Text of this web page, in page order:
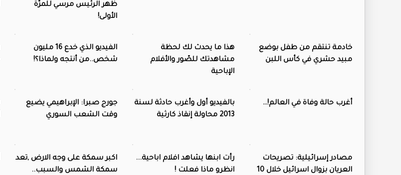
ظهر الرئيس مرسي للمرّة
الأولى!
خادمة تنتقم من طفل بوضع
مبيد حشري في كأس اللبن
هذا ما يحدث لك لحظة
مشاهدتك للصّور والأفلام
الإباحية
الفيديو الذي خدع 16 مليون
شخص..من أنتجه ولماذا؟!
أغرب حالة وفاة في العالم!…
بالفيديو أول وأغرب حادثة لسنة
2013 محاولة إنقاذ كارثية
جورج صبرا: الإبراهيمي يضيع
وقت الشعب السوري
مصادر إسرائيلية: تصريحات
العريان بزوال اسرائيل خلال 10
رأت ابنها يشاهد افلام اباحية...
انظرو ماذا فعلت !
اكبر سمكة على وجه الارض ,تعد
سمكة الشمس والسبب..